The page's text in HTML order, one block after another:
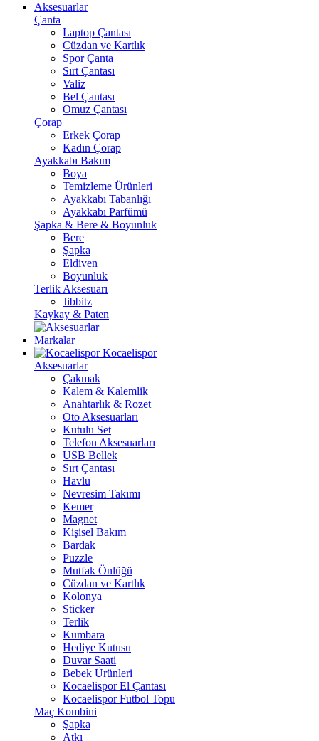
Aksesuarlar
Çanta
Laptop Çantası
Cüzdan ve Kartlık
Spor Çanta
Sırt Çantası
Valiz
Bel Çantası
Omuz Çantası
Çorap
Erkek Çorap
Kadın Çorap
Ayakkabı Bakım
Boya
Temizleme Ürünleri
Ayakkabı Tabanlığı
Ayakkabı Parfümü
Şapka & Bere & Boyunluk
Bere
Şapka
Eldiven
Boyunluk
Terlik Aksesuarı
Jibbitz
Kaykay & Paten
Markalar
Kocaelispor
Aksesuarlar
Çakmak
Kalem & Kalemlik
Anahtarlık & Rozet
Oto Aksesuarları
Kutulu Set
Telefon Aksesuarları
USB Bellek
Sırt Çantası
Havlu
Nevresim Takımı
Kemer
Magnet
Kişisel Bakım
Bardak
Puzzle
Mutfak Önlüğü
Cüzdan ve Kartlık
Kolonya
Sticker
Terlik
Kumbara
Hediye Kutusu
Duvar Saati
Bebek Ürünleri
Kocaelispor El Çantası
Kocaelispor Futbol Topu
Maç Kombini
Şapka
Atkı